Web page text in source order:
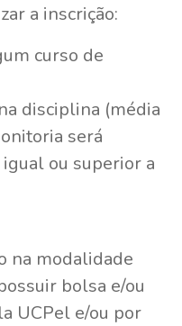
a inscrição:
curso de
disciplina (média
será
ou superior a
na modalidade
bolsa e/ou
UCPel e/ou por